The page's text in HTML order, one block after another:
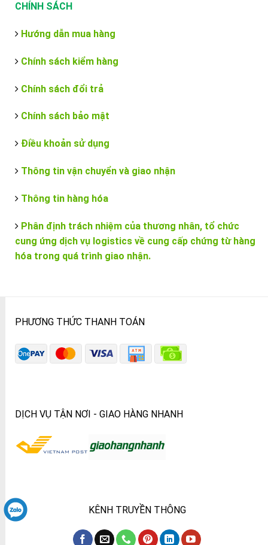
CHÍNH SÁCH
Hướng dẫn mua hàng
Chính sách kiểm hàng
Chính sách đổi trả
Chính sách bảo mật
Điều khoản sử dụng
Thông tin vận chuyển và giao nhận
Thông tin hàng hóa
Phân định trách nhiệm của thương nhân, tổ chức
cung ứng dịch vụ logistics về cung cấp chứng từ hàng
hóa trong quá trình giao nhận.
PHƯƠNG THỨC THANH TOÁN
DỊCH VỤ TẬN NƠI - GIAO HÀNG NHANH
KÊNH TRUYỀN THÔNG